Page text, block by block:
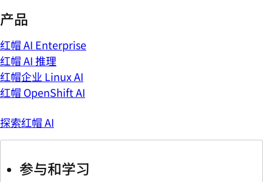
产品
红帽 AI Enterprise
红帽 AI 推理
红帽企业 Linux AI
红帽 OpenShift AI
探索红帽 AI
参与和学习